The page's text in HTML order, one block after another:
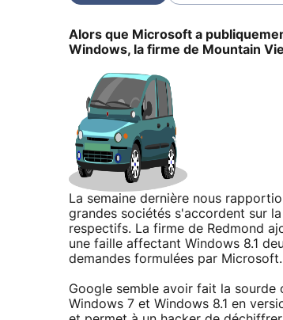
Alors que Microsoft a
Windows, la firme de Mountain
La semaine dernière nous
grandes sociétés s'accordent sur la
respectifs. La firme de Redmond
une faille affectant Windows 8.1
demandes formulées par Microsoft.
Google semble avoir fait la sourde
Windows 7 et Windows 8.1 en